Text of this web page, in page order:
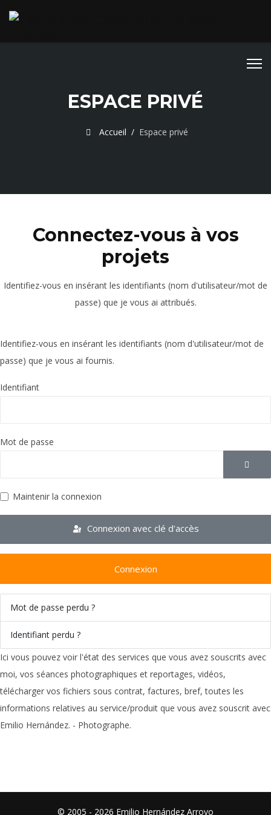
ESPACE PRIVÉ
Accueil Espace privé
Connectez-vous à vos
projets
Identifiez-vous en insérant les identifiants (nom d'utilisateur/mot de
passe) que je vous ai attribués.
Identifiez-vous en insérant les identifiants (nom d'utilisateur/mot de
passe) que je vous ai fournis.
Identifiant
Mot de passe
Maintenir la connexion
Connexion avec clé d'accès
Connexion
Mot de passe perdu ?
Identifiant perdu ?
Ici vous pouvez voir l'état des services que vous avez souscrits avec
moi, vos séances photographiques et reportages, vidéos,
télécharger vos fichiers sous contrat, factures, bref, toutes les
informations relatives au service/produit que vous avez souscrit avec
Emilio Hernández. - Photographe.
© 2005 - 2026 Emilio Hernández Arroyo